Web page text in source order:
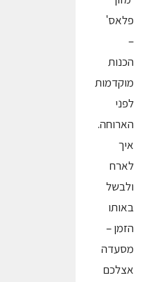
פלאס'
–
הכנות
מוקדמות
לפני
הארוחה.
איך
לארח
ולבשל
באותו
הזמן –
מסעדה
אצלכם